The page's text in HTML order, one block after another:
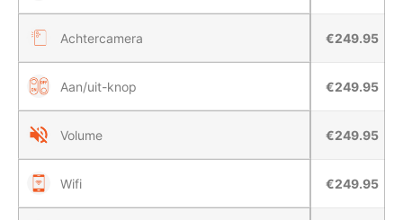
Achtercamera €249.95
Aan/uit-knop €249.95
Volume €249.95
Wifi €249.95